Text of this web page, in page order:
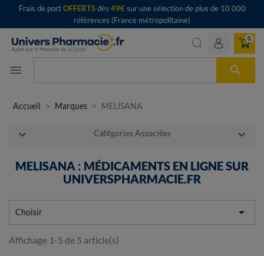
Frais de portOFFERTSdès 49€sur une sélection de plus de 10 000
références (France métropolitaine)
menu 
0
Accueil Marques MELISANA
expand_more Catégories Associées expand_more
MELISANA : MÉDICAMENTS EN LIGNE SUR
UNIVERSPHARMACIE.FR
Choisir 
Affichage 1-5 de 5 article(s)